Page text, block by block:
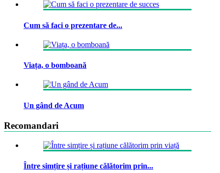
Cum să faci o prezentare de...
Viața, o bomboană
Un gând de Acum
Recomandari
Între simțire și rațiune călătorim prin...